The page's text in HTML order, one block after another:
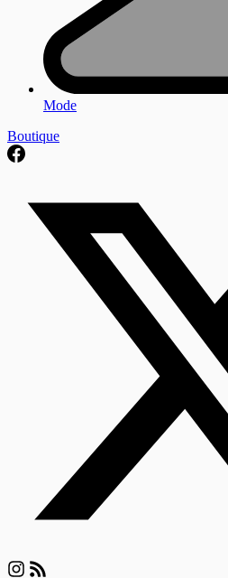
Mode
Boutique